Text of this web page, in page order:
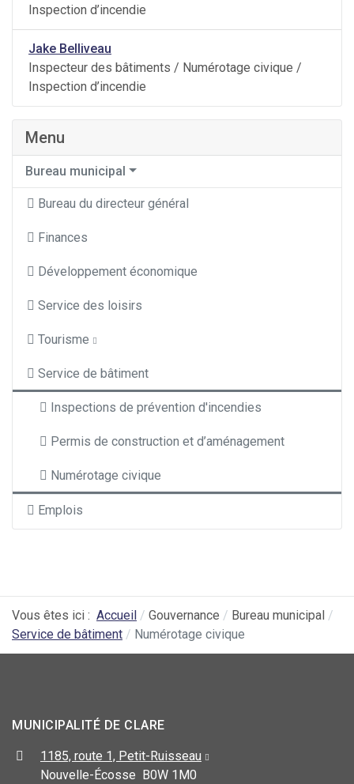
Inspection d’incendie
Jake Belliveau
Inspecteur des bâtiments / Numérotage civique /
Inspection d’incendie
Menu
Bureau municipal
Bureau du directeur général
Finances
Développement économique
Service des loisirs
Tourisme
Service de bâtiment
Inspections de prévention d'incendies
Permis de construction et d’aménagement
Numérotage civique
Emplois
Vous êtes ici : Accueil Gouvernance
Bureau municipal
Service de bâtiment
Numérotage civique
MUNICIPALITÉ DE CLARE
1185, route 1, Petit-Ruisseau
Nouvelle-Écosse B0W 1M0